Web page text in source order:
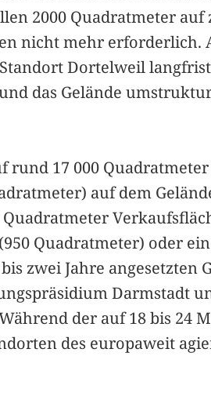
2000 Quadratmeter
nicht mehr erforderlich.
Dortelweil
das Gelände
rund 17 000
auf dem
Quadratmeter) oder
zwei Jahre angesetzten
Darmstadt
der auf 18 bis 24
des europaweit